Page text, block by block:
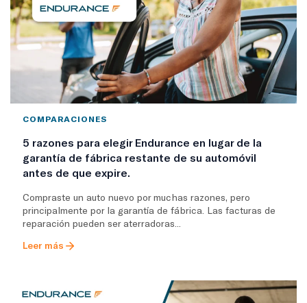
COMPARACIONES
5 razones para elegir Endurance en lugar de la
garantía de fábrica restante de su automóvil
antes de que expire.
Compraste un auto nuevo por muchas razones, pero
principalmente por la garantía de fábrica. Las facturas de
reparación pueden ser aterradoras...
Leer más